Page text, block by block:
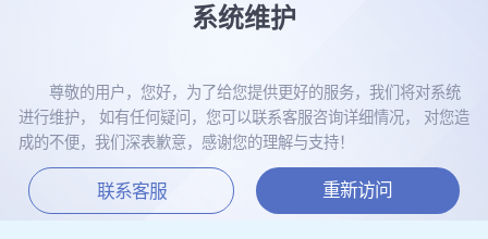
系统维护
尊敬的用户，您好，为了给您提供更好的服务，我们将对系统
进行维护， 如有任何疑问，您可以联系客服咨询详细情况， 对您造
成的不便，我们深表歉意，感谢您的理解与支持！
联系客服 重新访问